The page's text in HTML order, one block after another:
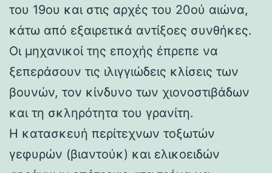
του 19ου και στις αρχές του 20ού αιώνα,
κάτω από εξαιρετικά αντίξοες συνθήκες.
Οι μηχανικοί της εποχής έπρεπε να
ξεπεράσουν τις ιλιγγιώδεις κλίσεις των
βουνών, τον κίνδυνο των χιονοστιβάδων
και τη σκληρότητα του γρανίτη.
Η κατασκευή περίτεχνων τοξωτών
γεφυρών (βιαντούκ) και ελικοειδών